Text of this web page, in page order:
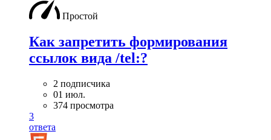
Простой
Как запретить формирования
ссылок вида /tel:?
2 подписчика
01 июл.
374 просмотра
3
ответа